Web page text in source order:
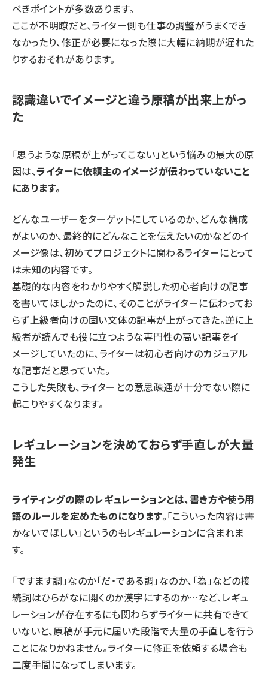
べきポイントが多数あります。
ここが不明瞭だと、ライター側も仕事の調整がうまくでき
なかったり、修正が必要になった際に大幅に納期が遅れた
りするおそれがあります。
認識違いでイメージと違う原稿が出来上がっ
た
「思うような原稿が上がってこない」という悩みの最大の原
因は、ライターに依頼主のイメージが伝わっていないこと
にあります。
どんなユーザーをターゲットにしているのか、どんな構成
がよいのか、最終的にどんなことを伝えたいのかなどのイ
メージ像は、初めてプロジェクトに関わるライターにとって
は未知の内容です。
基礎的な内容をわかりやすく解説した初心者向けの記事
を書いてほしかったのに、そのことがライターに伝わってお
らず上級者向けの固い文体の記事が上がってきた。逆に上
級者が読んでも役に立つような専門性の高い記事をイ
メージしていたのに、ライターは初心者向けのカジュアル
な記事だと思っていた。
こうした失敗も、ライターとの意思疎通が十分でない際に
起こりやすくなります。
レギュレーションを決めておらず手直しが大量
発生
ライティングの際のレギュレーションとは、書き方や使う用
語のルールを定めたものになります。「こういった内容は書
かないでほしい」というのもレギュレーションに含まれま
す。
「ですます調」なのか「だ・である調」なのか、「為」などの接
続詞はひらがなに開くのか漢字にするのか…など、レギュ
レーションが存在するにも関わらずライターに共有できて
いないと、原稿が手元に届いた段階で大量の手直しを行う
ことになりかねません。ライターに修正を依頼する場合も
二度手間になってしまいます。